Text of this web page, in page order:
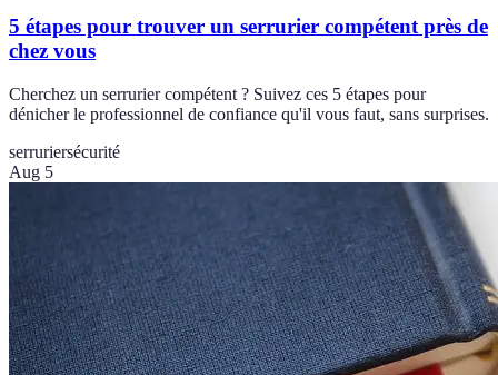
5 étapes pour trouver un serrurier compétent près de
chez vous
Cherchez un serrurier compétent ? Suivez ces 5 étapes pour
dénicher le professionnel de confiance qu'il vous faut, sans surprises.
serruriersécurité
Aug 5